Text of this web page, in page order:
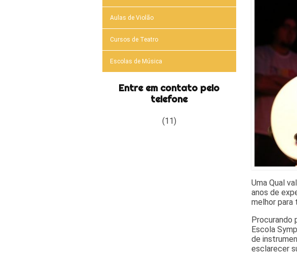
Aulas de Violão
Cursos de Teatro
Escolas de Música
Entre em contato pelo
telefone
(11)
Uma Qual
anos de
melhor para
Procurando
Escola
de
esclarecer